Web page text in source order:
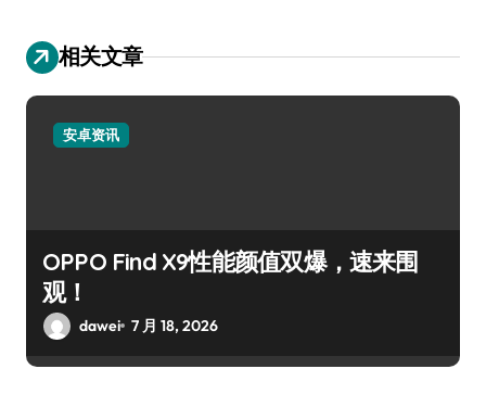
相关文章
安卓资讯
OPPO Find X9性能颜值双爆，速来围
观！
dawei 7 月 18, 2026